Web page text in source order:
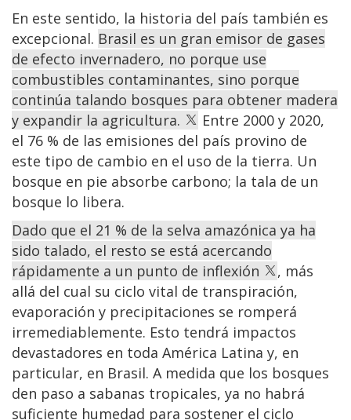
En este sentido, la historia del país también es
excepcional. Brasil es un gran emisor de gases
de efecto invernadero, no porque use
combustibles contaminantes, sino porque
continúa talando bosques para obtener madera
y expandir la agricultura.
Entre 2000 y 2020,
el 76 % de las emisiones del país provino de
este tipo de cambio en el uso de la tierra. Un
bosque en pie absorbe carbono; la tala de un
bosque lo libera.
Dado que el 21 % de la selva amazónica ya ha
sido talado, el resto se está acercando
rápidamente a un punto de inflexión
, más
allá del cual su ciclo vital de transpiración,
evaporación y precipitaciones se romperá
irremediablemente. Esto tendrá impactos
devastadores en toda América Latina y, en
particular, en Brasil. A medida que los bosques
den paso a sabanas tropicales, ya no habrá
suficiente humedad para sostener el ciclo